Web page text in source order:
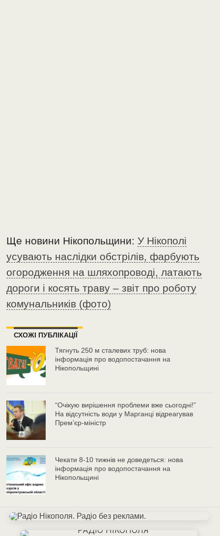
Ще новини Нікопольщини:У Нікополі
усувають наслідки обстрілів, фарбують
огородження на шляхопроводі, латають
дороги і косять траву – звіт про роботу
комунальників (фото)
СХОЖІ ПУБЛІКАЦІЇ
Тягнуть 250 м сталевих труб: нова
інформація про водопостачання на
Нікопольщині
“Очікую вирішення проблеми вже сьогодні!”
На відсутність води у Марганці відреагував
Прем’єр-міністр
Чекати 8-10 тижнів не доведеться: нова
інформація про водопостачання на
Нікопольщині